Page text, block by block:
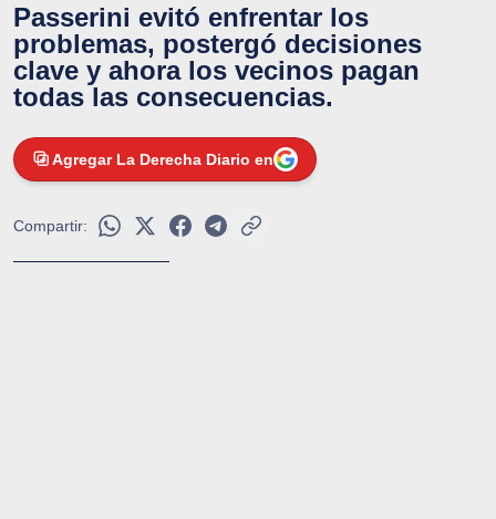
Passerini evitó enfrentar los
problemas, postergó decisiones
clave y ahora los vecinos pagan
todas las consecuencias.
Agregar La Derecha Diario en
Compartir: